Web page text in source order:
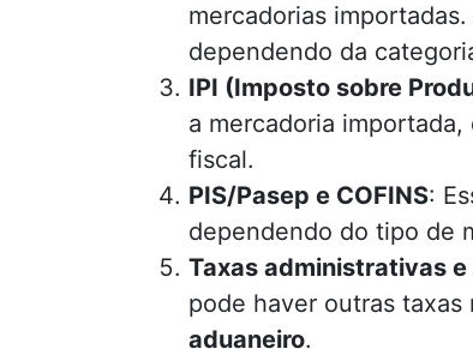
mercadorias
dependendo da
IPI (Imposto sobre
a mercadoria
fiscal.
PIS/Pasep e COFINS:
dependendo do tipo de
Taxas administrativas
pode haver outras taxas
aduaneiro.